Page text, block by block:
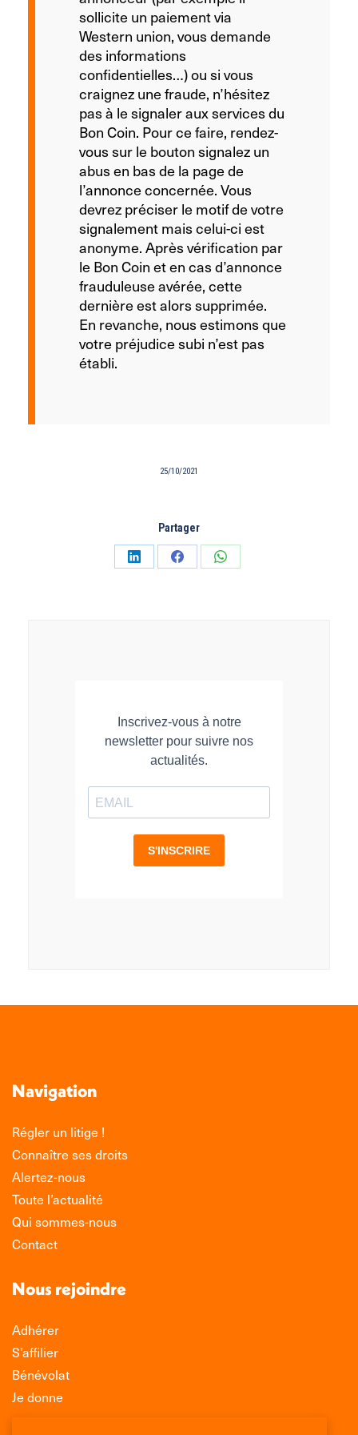
sollicite un paiement via
Western union, vous demande
des informations
confidentielles…) ou si vous
craignez une fraude, n’hésitez
pas à le signaler aux services du
Bon Coin. Pour ce faire, rendez-
vous sur le bouton signalez un
abus en bas de la page de
l’annonce concernée. Vous
devrez préciser le motif de votre
signalement mais celui-ci est
anonyme. Après vérification par
le Bon Coin et en cas d’annonce
frauduleuse avérée, cette
dernière est alors supprimée.
En revanche, nous estimons que
votre préjudice subi n’est pas
établi.
25/10/2021
Partager
PartagerPartagerPartager
Navigation
Régler un litige !
Connaître ses droits
Alertez-nous
Toute l’actualité
Qui sommes-nous
Contact
Nous rejoindre
Adhérer
S’affilier
Bénévolat
Je donne